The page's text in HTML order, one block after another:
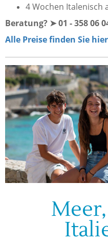
4 Wochen Italenisch
Beratung? ➤ 01 - 358 06
Alle Preise finden Sie hier